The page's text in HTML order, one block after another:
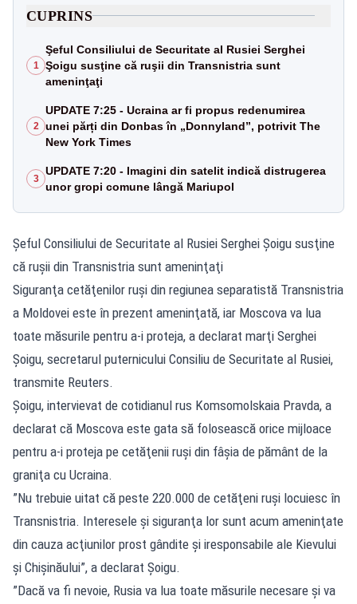
CUPRINS
1
Şeful Consiliului de Securitate al Rusiei Serghei
Şoigu susţine că ruşii din Transnistria sunt
ameninţaţi
2
UPDATE 7:25 - Ucraina ar fi propus redenumirea
unei părți din Donbas în „Donnyland”, potrivit The
New York Times
3
UPDATE 7:20 - Imagini din satelit indică distrugerea
unor gropi comune lângă Mariupol
Şeful Consiliului de Securitate al Rusiei Serghei Şoigu susţine
că ruşii din Transnistria sunt ameninţaţi
Siguranţa cetăţenilor ruşi din regiunea separatistă Transnistria
a Moldovei este în prezent ameninţată, iar Moscova va lua
toate măsurile pentru a-i proteja, a declarat marţi Serghei
Şoigu, secretarul puternicului Consiliu de Securitate al Rusiei,
transmite Reuters.
Şoigu, intervievat de cotidianul rus Komsomolskaia Pravda, a
declarat că Moscova este gata să folosească orice mijloace
pentru a-i proteja pe cetăţenii ruşi din fâşia de pământ de la
graniţa cu Ucraina.
”Nu trebuie uitat că peste 220.000 de cetăţeni ruşi locuiesc în
Transnistria. Interesele şi siguranţa lor sunt acum ameninţate
din cauza acţiunilor prost gândite şi iresponsabile ale Kievului
şi Chişinăului”, a declarat Şoigu.
”Dacă va fi nevoie, Rusia va lua toate măsurile necesare şi va